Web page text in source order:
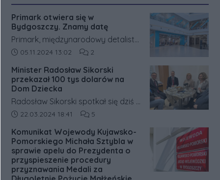
Primark otwiera się w
Bydgoszczy. Znamy datę
Primark, międzynarodowy detalista
odzieżowy, ogłosił datę otwarcia
lokalizacja na północy kraju będzie
znajdować się w bydgoskim
centrum handlowym Zielone
Arkady. Otwarcie zaplanowano na
Data dodania artykułu:
05.11.2024 13:02 Liczba komentarzy artykułu:
2
Minister Radosław Sikorski
przekazał 100 tys dolarów na
Dom Dziecka
Radosław Sikorski spotkał się dziś z
dziećmi oraz kadrą Bydgoskiego
Wychowawczego dla dzieci przy ul.
Traugutta 5.
Data dodania artykułu:
22.03.2024 18:41 Liczba komentarzy artykułu:
5
Komunikat Wojewody Kujawsko-
Pomorskiego Michała Sztybla w
sprawie apelu do Prezydenta o
przyspieszenie procedury
przyznawania Medali za